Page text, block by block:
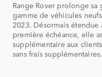
Range Rover prolonge sa
gamme de véhicules
2023. Désormais
première échéance, elle
supplémentaire aux
sans frais supplémentaires.